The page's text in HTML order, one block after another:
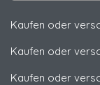
Kaufen oder
Kaufen oder
Kaufen oder